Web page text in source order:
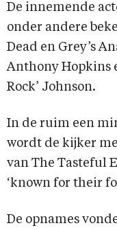
De innemende
onder andere
Dead en Grey’s
Anthony Hopkins
Rock’ Johnson.
In de ruim een
wordt de kijker
van The Tasteful
‘known for their
De opnames